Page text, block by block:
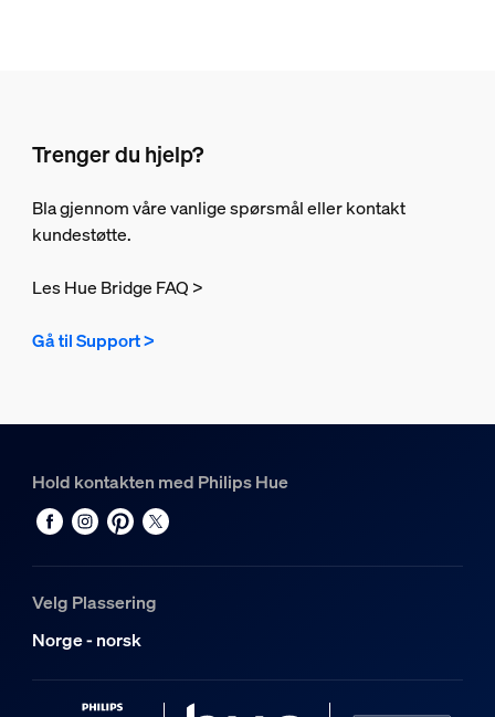
Trenger du hjelp?
Bla gjennom våre vanlige spørsmål eller kontakt
kundestøtte.
Les Hue Bridge FAQ >
Gå til Support >
Hold kontakten med Philips Hue
Velg Plassering
Norge - norsk